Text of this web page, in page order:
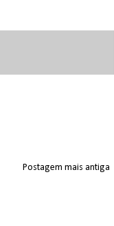
Postagem mais antiga